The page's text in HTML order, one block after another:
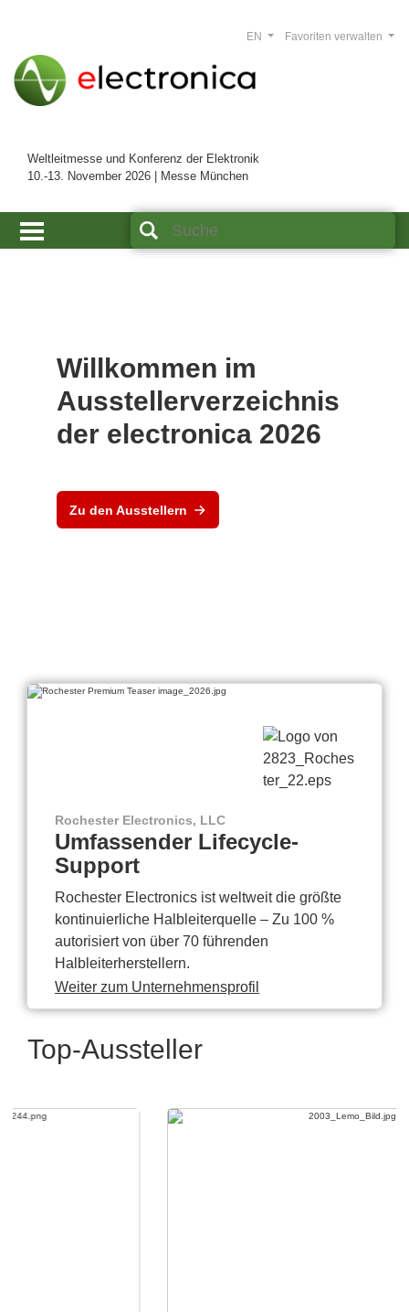
Weltleitmesse und Konferenz der Elektronik
10.-13. November 2026 | Messe München
Favoriten verwalten
EN
Willkommen im
Ausstellerverzeichnis
der electronica 2026
Zu den Ausstellern
Rochester Electronics, LLC
Umfassender Lifecycle-
Support
Rochester Electronics ist weltweit die größte
kontinuierliche Halbleiterquelle – Zu 100 %
autorisiert von über 70 führenden
Halbleiterherstellern.
Weiter zum Unternehmensprofil
Top-Aussteller